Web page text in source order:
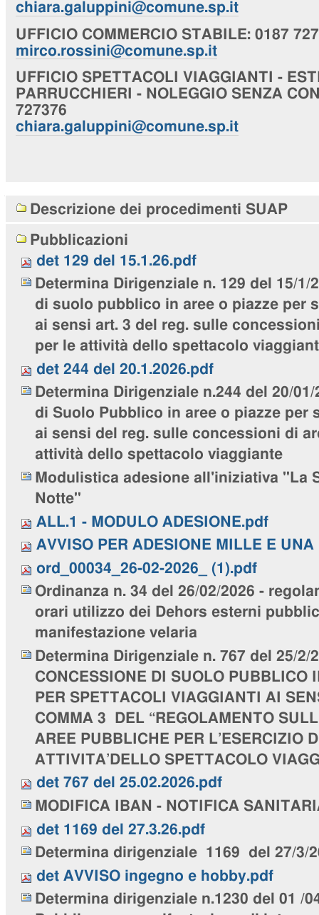
chiara.galuppini@comune.sp.it
UFFICIO COMMERCIO STABILE: 0187
mirco.rossini@comune.sp.it
UFFICIO SPETTACOLI VIAGGIANTI -
PARRUCCHIERI - NOLEGGIO SENZA
727376
chiara.galuppini@comune.sp.it
Navigazione
Descrizione dei procedimenti SUAP
Pubblicazioni
det 129 del 15.1.26.pdf
Determina Dirigenziale n. 129 del 15/1/
di suolo pubblico in aree o piazze per
ai sensi art. 3 del reg. sulle
per le attività dello spettacolo
det 244 del 20.1.2026.pdf
Determina Dirigenziale n.244 del 20/
di Suolo Pubblico in aree o piazze per
ai sensi del reg. sulle concessioni di
attività dello spettacolo viaggiante
Modulistica adesione all'iniziativa "La
Notte"
ALL.1 - MODULO ADESIONE.pdf
AVVISO PER ADESIONE MILLE E
ord_00034_26-02-2026_ (1).pdf
Ordinanza n. 34 del 26/02/2026 -
orari utilizzo dei Dehors esterni
manifestazione velaria
Determina Dirigenziale n. 767 del 25/2/
CONCESSIONE DI SUOLO PUBBLICO
PER SPETTACOLI VIAGGIANTI AI
COMMA 3 DEL “REGOLAMENTO
AREE PUBBLICHE PER L’ESERCIZIO
ATTIVITA’DELLO SPETTACOLO
det 767 del 25.02.2026.pdf
MODIFICA IBAN - NOTIFICA
det 1169 del 27.3.26.pdf
Determina dirigenziale 1169 del 27/3/
det AVVISO ingegno e hobby.pdf
Determina dirigenziale n.1230 del 01 /